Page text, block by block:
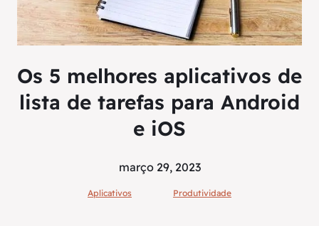
Os 5 melhores aplicativos de
lista de tarefas para Android
e iOS
março 29, 2023
Aplicativos Produtividade